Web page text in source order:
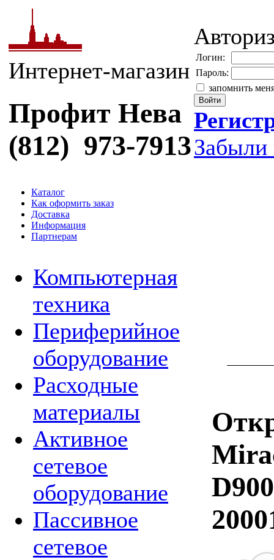
Интернет-магазин
Профит Нева
(812) 973-7913
Логин:
Пароль:
запомнить
Забыли
Каталог
Как оформить заказ
Доставка
Информация
Партнерам
Компьютерная
техника
Периферийное
оборудование
Расходные
материалы
Активное
сетевое
оборудование
Пассивное
сетевое